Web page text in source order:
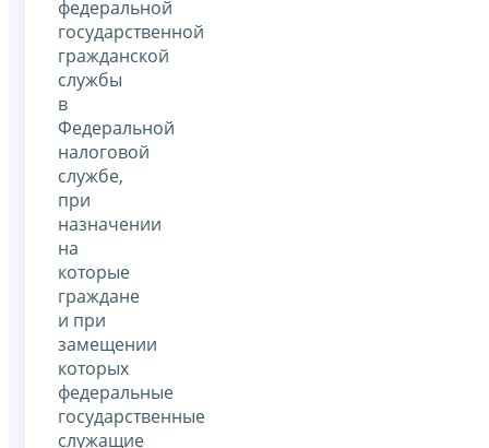
федеральной
государственной
гражданской
службы
в
Федеральной
налоговой
службе,
при
назначении
на
которые
граждане
и при
замещении
которых
федеральные
государственные
служащие